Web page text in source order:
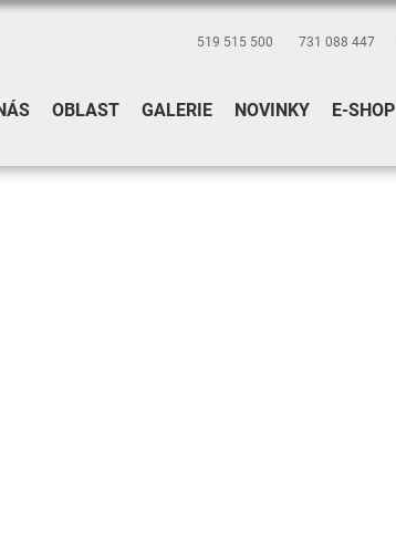
519 515 500 731 088 447
OBLAST GALERIE NOVINKY E-SHOP